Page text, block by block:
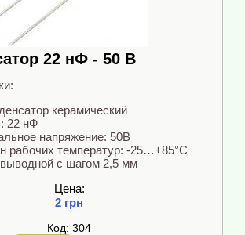
22 нФ - 50 В
керамический
22 нФ
напряжение: 50В
рабочих температур: -25…+85°C
с шагом 2,5 мм
Цена:
2 грн
Код: 304